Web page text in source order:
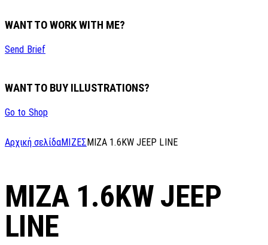
WANT TO WORK WITH ME?
Send Brief
WANT TO BUY ILLUSTRATIONS?
Go to Shop
Αρχική σελίδαΜΙΖΕΣ MIZA 1.6KW JEEP LINE
MIZA 1.6KW JEEP
LINE